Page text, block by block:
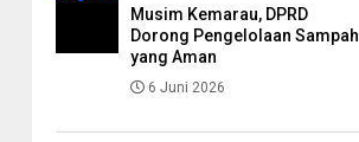
Musim Kemarau, DPRD
Dorong Pengelolaan Sampah
yang Aman
6 Juni 2026